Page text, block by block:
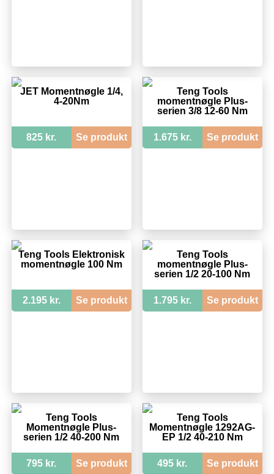
JET Momentnøgle 1/4,
4-20Nm
825 kr. Se produkt
Teng Tools
momentnøgle Plus-
serien 3/8 12-60 Nm
1.675 kr. Se produkt
Teng Tools Elektronisk
momentnøgle 100 Nm
2.195 kr. Se produkt
Teng Tools
momentnøgle Plus-
serien 1/2 20-100 Nm
1.795 kr. Se produkt
Teng Tools
Momentnøgle Plus-
serien 1/2 40-200 Nm
795 kr. Se produkt
Teng Tools
Momentnøgle 1292AG-
EP 1/2 40-210 Nm
495 kr. Se produkt